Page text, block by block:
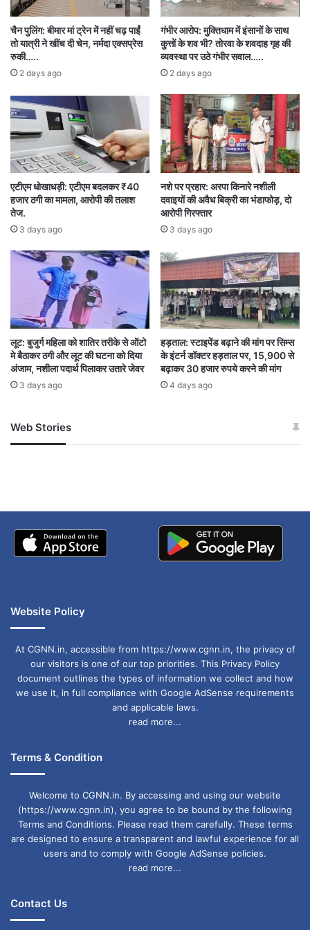
संविधान बचाओ न्याय यात्रा को लेकर रणनीति तय की गई।
जिला और ब्लॉक स्तर पर जनसंपर्क अभियान चलाया
जाएगा।
यात्रा का नेतृत्व कांग्रेस के राष्ट्रीय और प्रदेश स्तरीय नेता
करेंगे।
संविधान और आरक्षण पर हमले के खिलाफ जनजागरण किया
जाएगा।
संविधान की मूल आत्मा की रक्षा करना
आरक्षण प्रणाली को बनाए रखना
लोकतंत्र को कमजोर करने की कोशिशों का विरोध
जनता को उनके संवैधानिक अधिकारों के प्रति जागरूक
करना
भी कोशिश का कड़ा विरोध करेगी और यह आंदोलन हर
नागरिक की भागीदारी से मजबूत होगा।
चैन पुलिंग: बीमार मां ट्रेन में नहीं चढ़ पाईं
तो यात्री ने खींच दी चेन, नर्मदा एक्सप्रेस
रुकी…..
2 days ago
गंभीर आरोप: मुक्तिधाम में इंसानों के साथ
कुत्तों के शव भी? तोरवा के शवदाह गृह की
व्यवस्था पर उठे गंभीर सवाल…..
2 days ago
एटीएम धोखाधड़ी: एटीएम बदलकर ₹40
हजार ठगी का मामला, आरोपी की तलाश
तेज.
3 days ago
नशे पर प्रहार: अरपा किनारे नशीली
दवाइयों की अवैध बिक्री का भंडाफोड़, दो
आरोपी गिरफ्तार
3 days ago
लूट: बुजुर्ग महिला को शातिर तरीके से ऑटो
मे बैठाकर ठगी और लूट की घटना को दिया
अंजाम, नशीला पदार्थ पिलाकर उतारे जेवर
3 days ago
हड़ताल: स्टाइपेंड बढ़ाने की मांग पर सिम्स
के इंटर्न डॉक्टर हड़ताल पर, 15,900 से
बढ़ाकर 30 हजार रुपये करने की मांग
4 days ago
Web Stories
जम्मू-कश्मीर में बारिश से
अपडेट
खाई में धक्का… आरोपियों ने
Website Policy
At CGNN.in, accessible from https://www.cgnn.in, the privacy of
our visitors is one of our top priorities. This Privacy Policy
document outlines the types of information we collect and how
we use it, in full compliance with Google AdSense requirements
and applicable laws.
read more...
Terms & Condition
Welcome to CGNN.in. By accessing and using our website
(https://www.cgnn.in), you agree to be bound by the following
Terms and Conditions. Please read them carefully. These terms
are designed to ensure a transparent and lawful experience for all
users and to comply with Google AdSense policies.
read more...
Contact Us